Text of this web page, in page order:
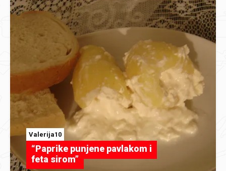
Valerija10
“Paprike punjene pavlakom i
feta sirom”